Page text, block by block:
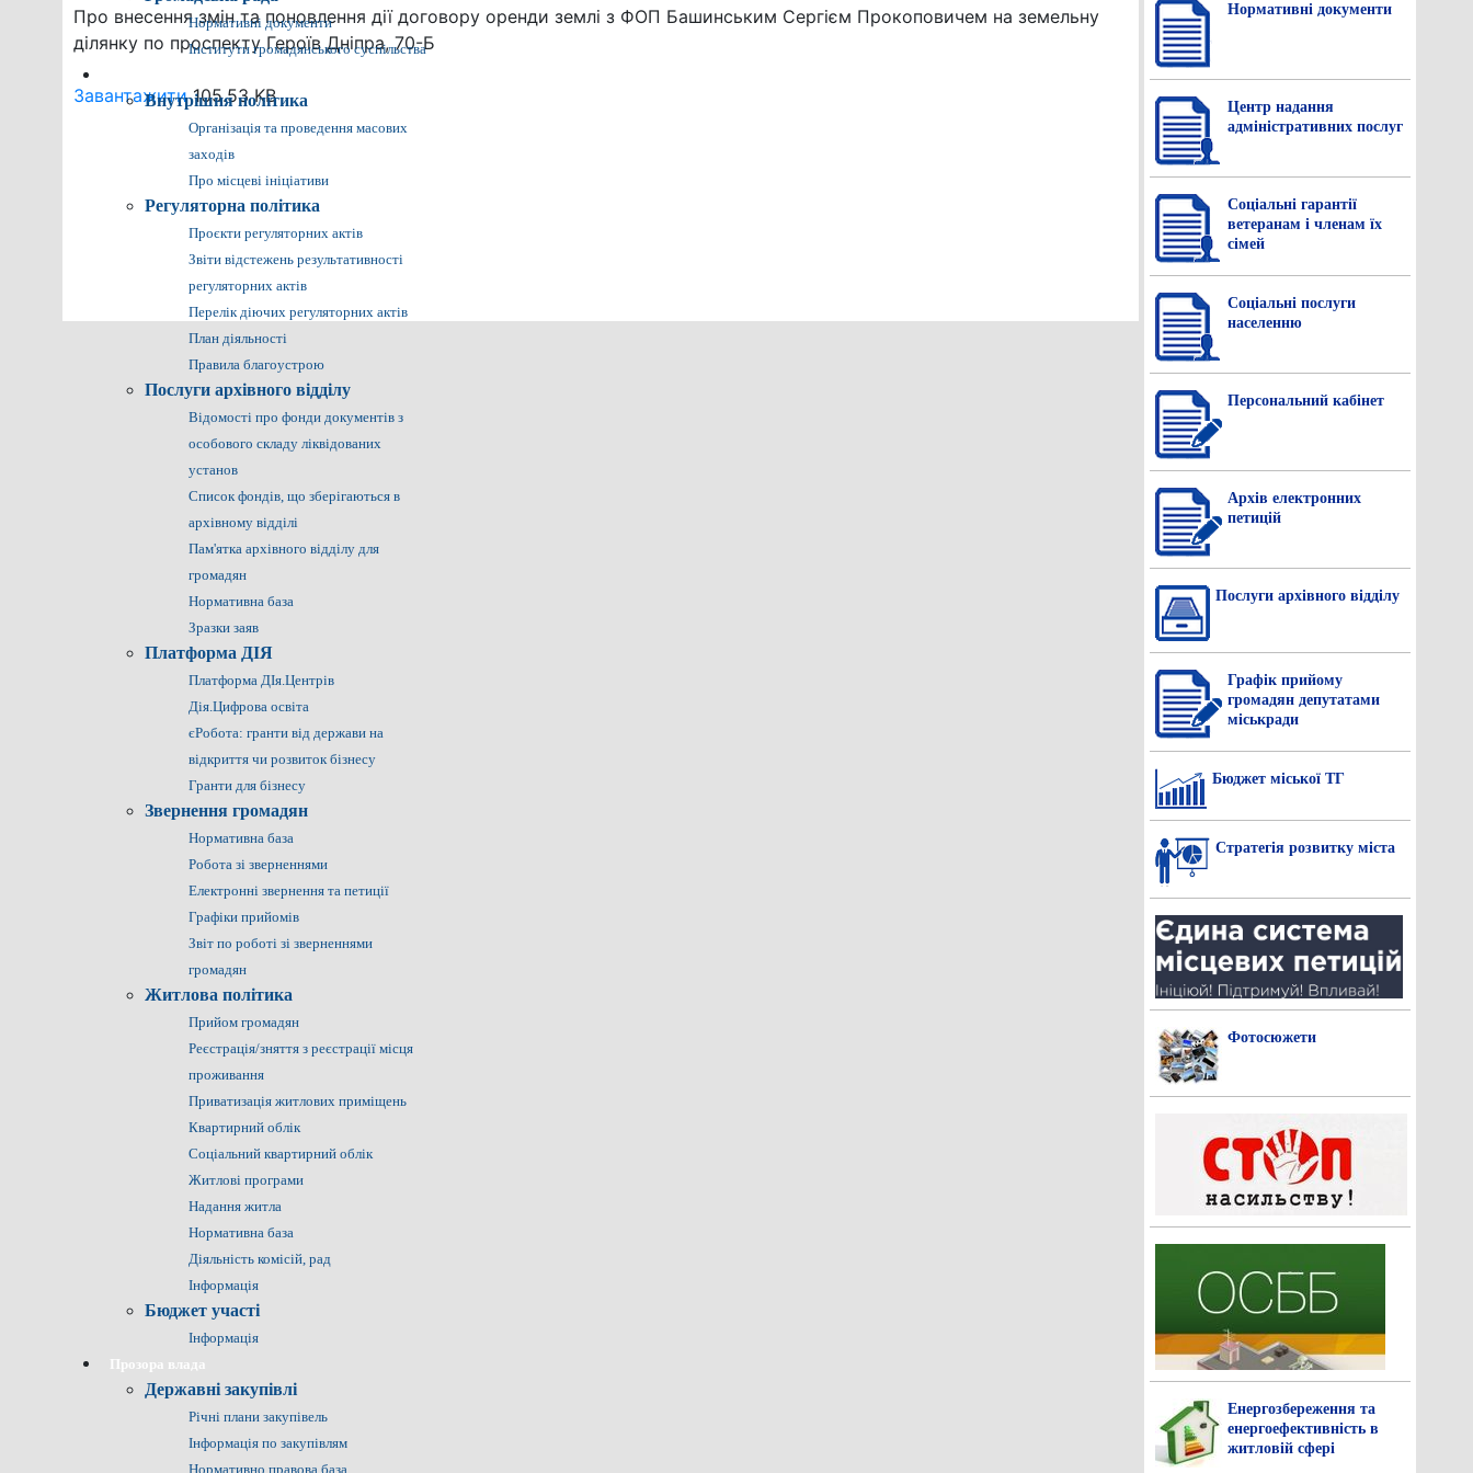
Нормативні документи
Інститути громадянського суспільства
Внутрішня політика
Організація та проведення масових
заходів
Про місцеві ініціативи
Регуляторна політика
Проєкти регуляторних актів
Звіти відстежень результативності
регуляторних актів
Перелік діючих регуляторних актів
План діяльності
Правила благоустрою
Послуги архівного відділу
Відомості про фонди документів з
особового складу ліквідованих
установ
Список фондів, що зберігаються в
архівному відділі
Пам'ятка архівного відділу для
громадян
Нормативна база
Зразки заяв
Платформа ДІЯ
Платформа ДІя.Центрів
Дія.Цифрова освіта
єРобота: гранти від держави на
відкриття чи розвиток бізнесу
Гранти для бізнесу
Звернення громадян
Нормативна база
Робота зі зверненнями
Електронні звернення та петиції
Графіки прийомів
Звіт по роботі зі зверненнями
громадян
Житлова політика
Прийом громадян
Реєстрація/зняття з реєстрації місця
проживання
Приватизація житлових приміщень
Квартирний облік
Соціальний квартирний облік
Житлові програми
Надання житла
Нормативна база
Діяльність комісій, рад
Інформація
Бюджет участі
Інформація
Прозора влада
Державні закупівлі
Річні плани закупівель
Інформація по закупівлям
Нормативно правова база
Про внесення змін та поновлення дії договору оренди землі з ФОП Башинським Сергієм Прокоповичем на земельну
ділянку по проспекту Героїв Дніпра, 70-Б
Завантажити105.53 KB
Нормативнi документи
Центр надання
адміністративних послуг
Соціальні гарантії
ветеранам і членам їх
сімей
Соціальні послуги
населенню
Персональний кабінет
Архів електронних
петицій
Послуги архівного відділу
Графік прийому
громадян депутатами
міськради
Бюджет міської ТГ
Стратегія розвитку міста
Фотосюжети
Енергозбереження та
енергоефективність в
житловій сфері